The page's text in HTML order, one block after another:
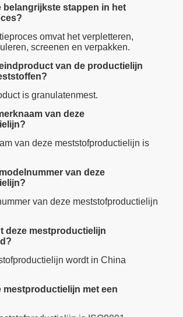
belangrijkste stappen in het
omvat het verpletteren,
screenen en verpakken.
van de productielijn
is granulatenmest.
van deze
van deze meststofproductielijn is
van deze
van deze meststofproductielijn
deze mestproductielijn
wordt in China
mestproductielijn met een